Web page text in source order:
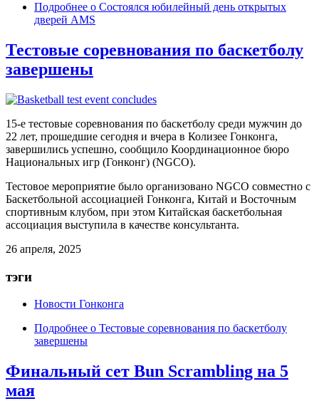
Подробнее о Состоялся юбилейный день открытых
дверей AMS
Тестовые соревнования по баскетболу
завершены
15-е тестовые соревнования по баскетболу среди мужчин до
22 лет, прошедшие сегодня и вчера в Колизее Гонконга,
завершились успешно, сообщило Координационное бюро
Национальных игр (Гонконг) (NGCO).
Тестовое мероприятие было организовано NGCO совместно с
Баскетбольной ассоциацией Гонконга, Китай и Восточным
спортивным клубом, при этом Китайская баскетбольная
ассоциация выступила в качестве консультанта.
26 апреля, 2025
тэги
Новости Гонконга
Подробнее о Тестовые соревнования по баскетболу
завершены
Финальный сет Bun Scrambling на 5
мая